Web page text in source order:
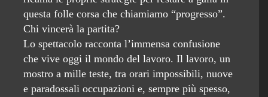
questa folle corsa che chiamiamo “progresso”.
Chi vincerà la partita?
Lo spettacolo racconta l’immensa confusione
che vive oggi il mondo del lavoro. Il lavoro, un
mostro a mille teste, tra orari impossibili, nuove
e paradossali occupazioni e, sempre più spesso,